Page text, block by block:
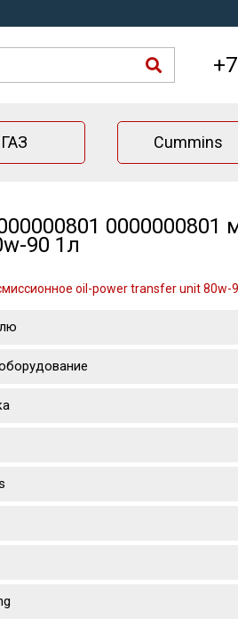
ГАЗ Cummins
90 1л
oil-power transfer unit 80w-